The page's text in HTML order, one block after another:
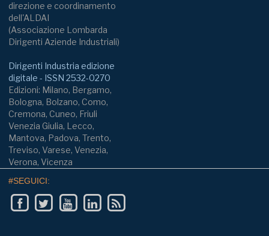
direzione e coordinamento
dell'ALDAI
(Associazione Lombarda
Dirigenti Aziende Industriali)
Dirigenti Industria edizione
digitale - ISSN 2532-0270
Edizioni: Milano, Bergamo,
Bologna, Bolzano, Como,
Cremona, Cuneo, Friuli
Venezia Giulia, Lecco,
Mantova, Padova, Trento,
Treviso, Varese, Venezia,
Verona, Vicenza
#SEGUICI: